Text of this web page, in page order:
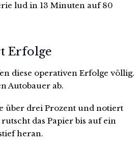
lud in 13 Minuten auf 80
Erfolge
diese operativen Erfolge völlig.
Autobauer ab.
über drei Prozent und notiert
das Papier bis auf ein
heran.